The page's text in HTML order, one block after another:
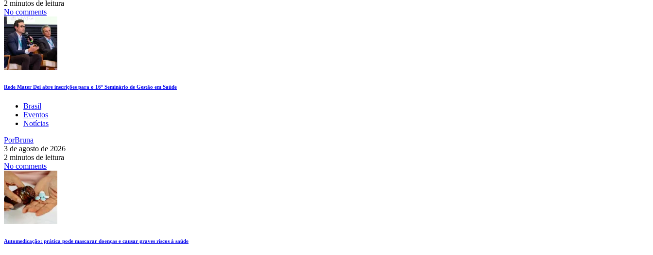
2 minutos de leitura
No comments
Rede Mater Dei abre inscrições para o 16º Seminário de Gestão em Saúde
Brasil
Eventos
Notícias
PorBruna
3 de agosto de 2026
2 minutos de leitura
No comments
Automedicação: prática pode mascarar doenças e causar graves riscos à saúde